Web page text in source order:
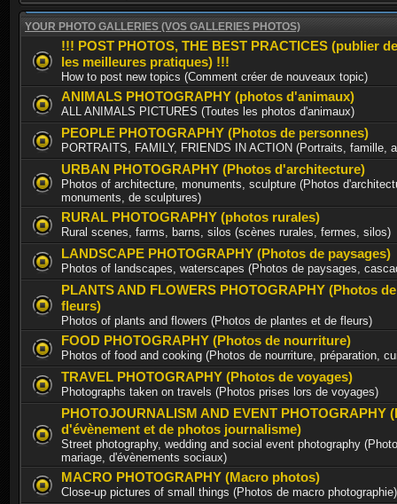
YOUR PHOTO GALLERIES (VOS GALLERIES PHOTOS)
!!! POST PHOTOS, THE BEST PRACTICES (publier
les meilleures pratiques) !!!
How to post new topics (Comment créer de nouveaux topic)
ANIMALS PHOTOGRAPHY (photos d'animaux)
ALL ANIMALS PICTURES (Toutes les photos d'animaux)
PEOPLE PHOTOGRAPHY (Photos de personnes)
PORTRAITS, FAMILY, FRIENDS IN ACTION (Portraits, famille,
URBAN PHOTOGRAPHY (Photos d'architecture)
Photos of architecture, monuments, sculpture (Photos
monuments, de sculptures)
RURAL PHOTOGRAPHY (photos rurales)
Rural scenes, farms, barns, silos (scènes rurales, fermes, silos)
LANDSCAPE PHOTOGRAPHY (Photos de paysages)
Photos of landscapes, waterscapes (Photos de paysages,
PLANTS AND FLOWERS PHOTOGRAPHY (Photos
fleurs)
Photos of plants and flowers (Photos de plantes et de fleurs)
FOOD PHOTOGRAPHY (Photos de nourriture)
Photos of food and cooking (Photos de nourriture, préparation,
TRAVEL PHOTOGRAPHY (Photos de voyages)
Photographs taken on travels (Photos prises lors de voyages)
PHOTOJOURNALISM AND EVENT PHOTOGRAPHY
d'évènement et de photos journalisme)
Street photography, wedding and social event photography
mariage, d'évènements sociaux)
MACRO PHOTOGRAPHY (Macro photos)
Close-up pictures of small things (Photos de macro photographie)